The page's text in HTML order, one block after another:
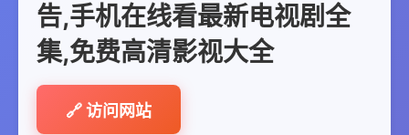
告,手机在线看最新电视剧全
集,免费高清影视大全
🔗 访问网站